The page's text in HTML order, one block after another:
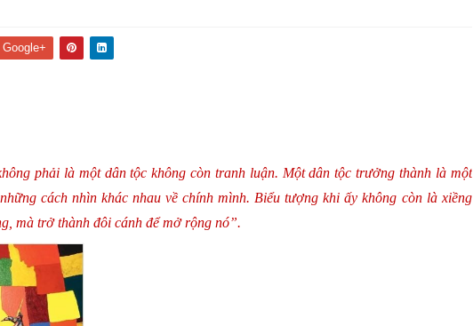
Google+
phải là một dân tộc không còn tranh luận. Một dân tộc trưởng thành là một
cách nhìn khác nhau về chính mình. Biểu tượng khi ấy không còn là xiềng
mà trở thành đôi cánh để mở rộng nó”.